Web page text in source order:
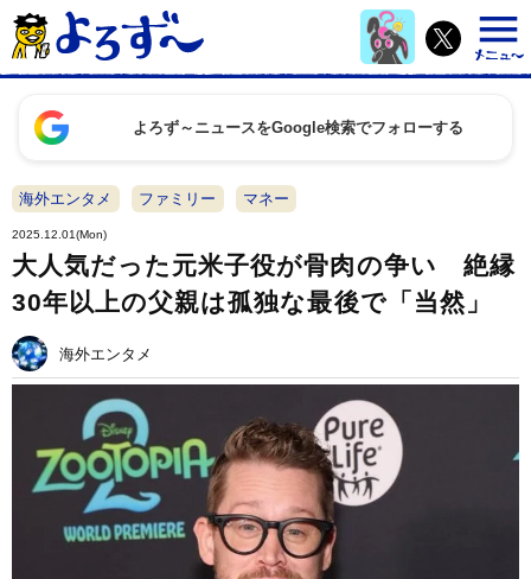
よろず～ニュースをGoogle検索でフォローする
海外エンタメ ファミリー マネー
2025.12.01(Mon)
大人気だった元米子役が骨肉の争い 絶縁
30年以上の父親は孤独な最後で「当然」
海外エンタメ